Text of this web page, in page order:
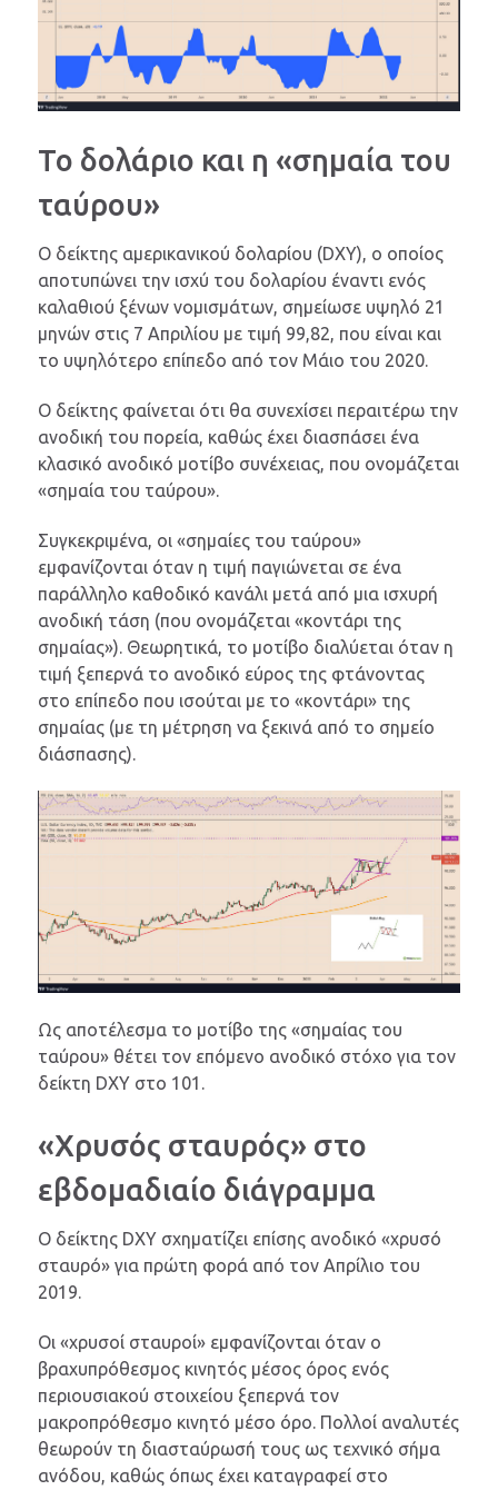
Το δολάριο και η «σημαία του
ταύρου»
Ο δείκτης αμερικανικού δολαρίου (DXY), ο οποίος
αποτυπώνει την ισχύ του δολαρίου έναντι ενός
καλαθιού ξένων νομισμάτων, σημείωσε υψηλό 21
μηνών στις 7 Απριλίου με τιμή 99,82, που είναι και
το υψηλότερο επίπεδο από τον Μάιο του 2020.
Ο δείκτης φαίνεται ότι θα συνεχίσει περαιτέρω την
ανοδική του πορεία, καθώς έχει διασπάσει ένα
κλασικό ανοδικό μοτίβο συνέχειας, που ονομάζεται
«σημαία του ταύρου».
Συγκεκριμένα, οι «σημαίες του ταύρου»
εμφανίζονται όταν η τιμή παγιώνεται σε ένα
παράλληλο καθοδικό κανάλι μετά από μια ισχυρή
ανοδική τάση (που ονομάζεται «κοντάρι της
σημαίας»). Θεωρητικά, το μοτίβο διαλύεται όταν η
τιμή ξεπερνά το ανοδικό εύρος της φτάνοντας
στο επίπεδο που ισούται με το «κοντάρι» της
σημαίας (με τη μέτρηση να ξεκινά από το σημείο
διάσπασης).
Ως αποτέλεσμα το μοτίβο της «σημαίας του
ταύρου» θέτει τον επόμενο ανοδικό στόχο για τον
δείκτη DXY στο 101.
«Χρυσός σταυρός» στο
εβδομαδιαίο διάγραμμα
Ο δείκτης DXY σχηματίζει επίσης ανοδικό «χρυσό
σταυρό» για πρώτη φορά από τον Απρίλιο του
2019.
Οι «χρυσοί σταυροί» εμφανίζονται όταν ο
βραχυπρόθεσμος κινητός μέσος όρος ενός
περιουσιακού στοιχείου ξεπερνά τον
μακροπρόθεσμο κινητό μέσο όρο. Πολλοί αναλυτές
θεωρούν τη διασταύρωσή τους ως τεχνικό σήμα
ανόδου, καθώς όπως έχει καταγραφεί στο